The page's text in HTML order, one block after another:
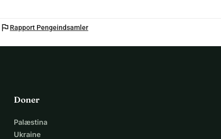
flag Rapport Pengeindsamler
Doner
Palæstina
Ukraine